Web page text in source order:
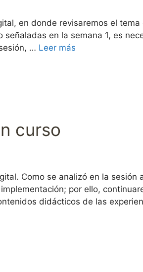
en donde revisaremos el
en la semana 1, es
… Leer más
curso
Como se analizó en la sesión
por ello,
didácticos de las